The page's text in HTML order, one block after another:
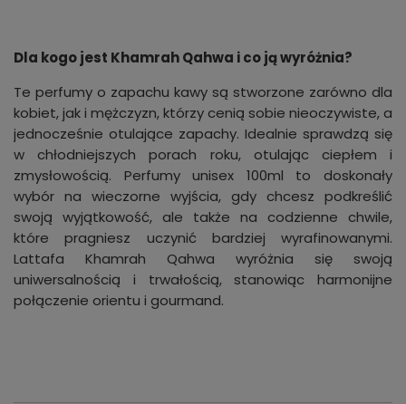
Dla kogo jest Khamrah Qahwa i co ją wyróżnia?
Te perfumy o zapachu kawy są stworzone zarówno dla
kobiet, jak i mężczyzn, którzy cenią sobie nieoczywiste, a
jednocześnie otulające zapachy. Idealnie sprawdzą się
w chłodniejszych porach roku, otulając ciepłem i
zmysłowością. Perfumy unisex 100ml to doskonały
wybór na wieczorne wyjścia, gdy chcesz podkreślić
swoją wyjątkowość, ale także na codzienne chwile,
które pragniesz uczynić bardziej wyrafinowanymi.
Lattafa Khamrah Qahwa wyróżnia się swoją
uniwersalnością i trwałością, stanowiąc harmonijne
połączenie orientu i gourmand.